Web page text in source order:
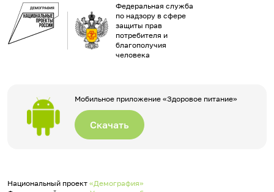
Федеральная служба
по надзору в сфере
защиты прав
потребителя и
благополучия
человека
Мобильное приложение «Здоровое питание»
Скачать
Национальный проект «Демография»